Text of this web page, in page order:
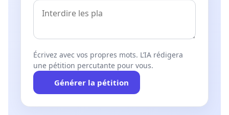
Écrivez avec vos propres mots. L’IA rédigera
une pétition percutante pour vous.
Générer la pétition